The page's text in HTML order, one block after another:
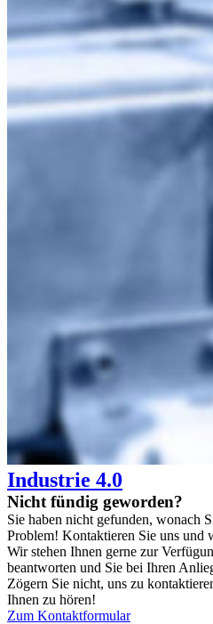
Industrie 4.0
Nicht fündig geworden?
Sie haben nicht gefunden, wonach
Problem! Kontaktieren Sie uns und
Wir stehen Ihnen gerne zur
beantworten und Sie bei Ihren
Zögern Sie nicht, uns zu
Ihnen zu hören!
Zum Kontaktformular